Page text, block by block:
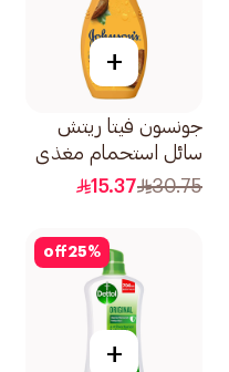
+
جونسون فيتا ريتش
سائل استحمام مغذي
بعمق بزبدة الكاكاو غني
30.75
15.37
25%
off
+